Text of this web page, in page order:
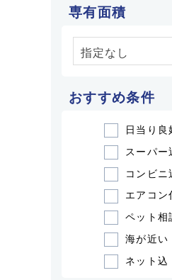
専有面積
おすすめ条件
日当り良
スーパー
コンビニ
エアコン
ペット相
海が近い
ネット込